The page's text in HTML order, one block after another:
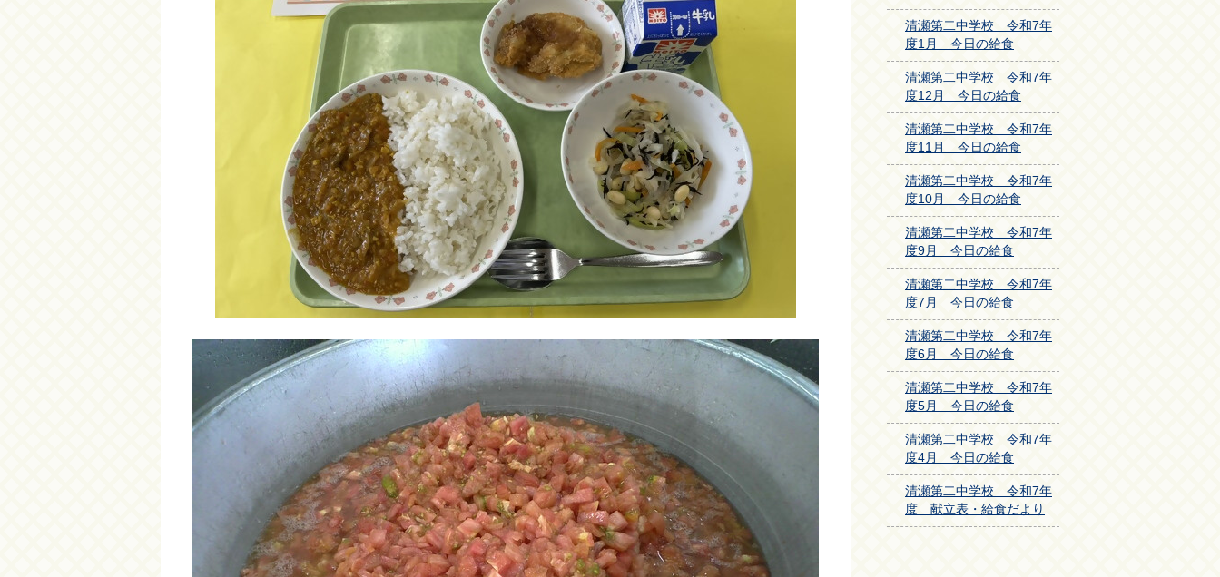
清瀬第二中学校 令和7年
度1月 今日の給食
清瀬第二中学校 令和7年
度12月 今日の給食
清瀬第二中学校 令和7年
度11月 今日の給食
清瀬第二中学校 令和7年
度10月 今日の給食
清瀬第二中学校 令和7年
度9月 今日の給食
清瀬第二中学校 令和7年
度7月 今日の給食
清瀬第二中学校 令和7年
度6月 今日の給食
清瀬第二中学校 令和7年
度5月 今日の給食
清瀬第二中学校 令和7年
度4月 今日の給食
清瀬第二中学校 令和7年
度 献立表・給食だより